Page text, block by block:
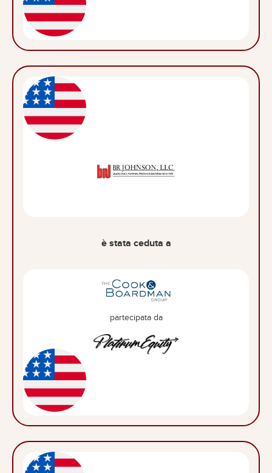
è stata ceduta a
partecipata da